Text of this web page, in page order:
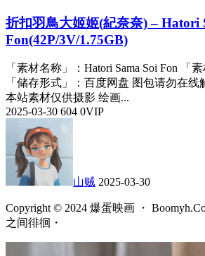
折扣羽鳥大姬姬(紀奈奈) – Hatori
Fon(42P/3V/1.75GB)
「素材名称」：Hatori Sama Soi Fon 「
「储存形式」：百度网盘 图包请勿在线
本站素材仅供摄影 绘画...
2025-03-30 604 0VIP
山贼 2025-03-30
Copyright © 2024 爆蛋映画 ・
之间徘徊・